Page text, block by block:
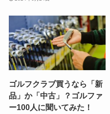
ゴルフクラブ買うなら「新
品」か「中古」？ゴルファ
ー100人に聞いてみた！